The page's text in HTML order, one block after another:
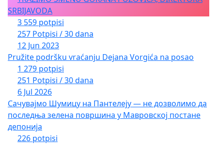
SRBIJAVODA
3 559 potpisi
257 Potpisi / 30 dana
12 Jun 2023
Pružite podršku vraćanju Dejana Vorgića na posao
1 279 potpisi
251 Potpisi / 30 dana
6 Jul 2026
Сачувајмо Шумицу на Пантелеју — не дозволимо да
последња зелена површина у Мавровској постане
депонија
226 potpisi